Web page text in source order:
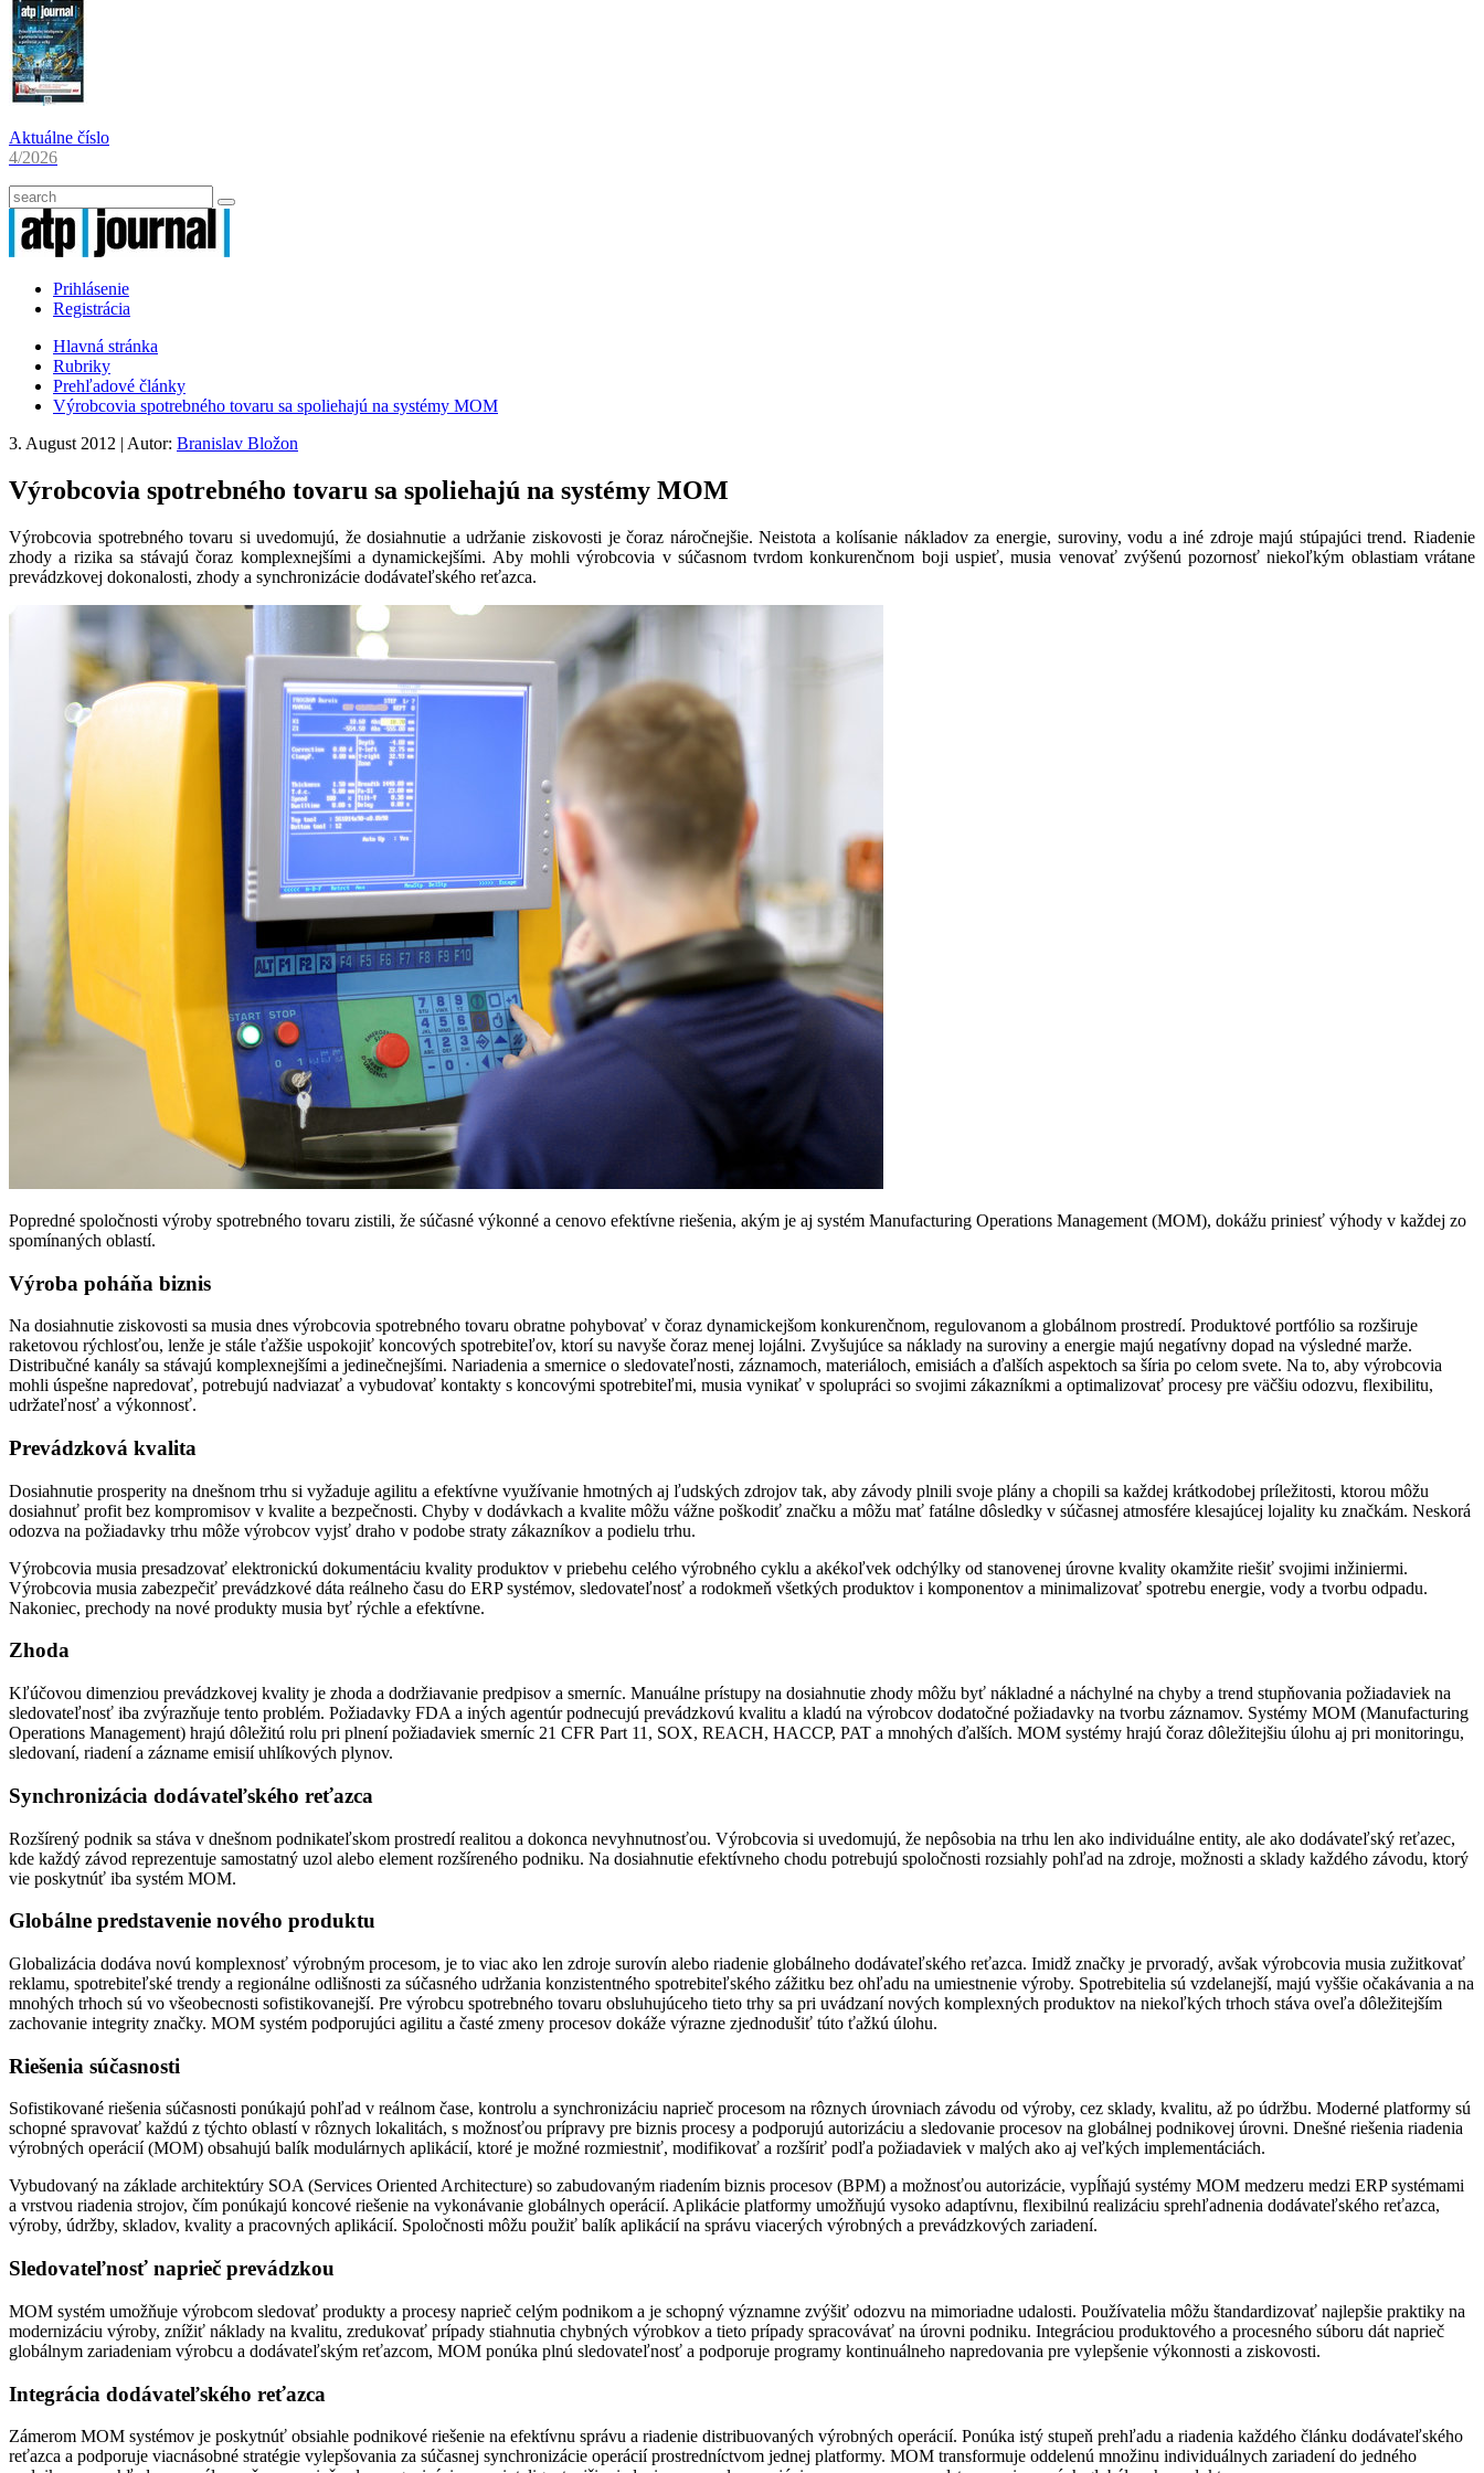
Aktuálne číslo
4/2026
Prihlásenie
Registrácia
Hlavná stránka
Rubriky
Prehľadové články
Výrobcovia spotrebného tovaru sa spoliehajú na systémy MOM
3. August 2012 | Autor: Branislav Bložon
Výrobcovia spotrebného tovaru sa spoliehajú na systémy MOM
Výrobcovia spotrebného tovaru si uvedomujú, že dosiahnutie a udržanie ziskovosti je čoraz náročnejšie. Neistota a kolísanie nákladov za energie, suroviny, vodu a iné zdroje majú stúpajúci trend. Riadenie
zhody a rizika sa stávajú čoraz komplexnejšími a dynamickejšími. Aby mohli výrobcovia v súčasnom tvrdom konkurenčnom boji uspieť, musia venovať zvýšenú pozornosť niekoľkým oblastiam vrátane
prevádzkovej dokonalosti, zhody a synchronizácie dodávateľského reťazca.
Popredné spoločnosti výroby spotrebného tovaru zistili, že ­súčasné výkonné a cenovo efektívne riešenia, akým je aj systém Manufacturing Operations Management (MOM), dokážu priniesť výhody v každej zo
spomínaných oblastí.
Výroba poháňa biznis
Na dosiahnutie ziskovosti sa musia dnes výrobcovia spotrebného tovaru obratne pohybovať v čoraz dynamickejšom konkurenčnom, regulovanom a globálnom prostredí. Produktové portfólio sa rozširuje
raketovou rýchlosťou, lenže je stále ťažšie uspokojiť koncových spotrebiteľov, ktorí su navyše čoraz menej lojálni. Zvyšujúce sa ­náklady na suroviny a energie majú negatívny dopad na výsledné marže.
Distribučné kanály sa stávajú komplexnejšími a jedinečnejšími. Nariadenia a smernice o sledovateľnosti, záznamoch, materiáloch, emisiách a ďalších aspektoch sa šíria po celom svete. Na to, aby výrobcovia
mohli úspešne napredovať, potrebujú nadviazať a vybudovať kontakty s koncovými spotrebiteľmi, musia vynikať v spolupráci so svojimi zákazníkmi a optimalizovať procesy pre ­väčšiu odozvu, flexibilitu,
udržateľnosť a výkonnosť.
Prevádzková kvalita
Dosiahnutie prosperity na dnešnom trhu si vyžaduje agilitu a efektívne využívanie hmotných aj ľudských zdrojov tak, aby závody ­plnili svoje plány a chopili sa každej krátkodobej príležitosti, ktorou môžu
dosiahnuť profit bez kompromisov v kvalite a bezpečnosti. Chyby v dodávkach a kvalite môžu vážne poškodiť značku a môžu mať ­fatálne dôsledky v súčasnej atmosfére klesajúcej lojality ku značkám. Neskorá
odozva na požiadavky trhu môže výrobcov vyjsť draho v podobe straty zákazníkov a podielu trhu.
Výrobcovia musia presadzovať elektronickú dokumentáciu kvality produktov v priebehu celého výrobného cyklu a akékoľvek odchýlky od stanovenej úrovne kvality okamžite riešiť svojimi inžiniermi.
Výrobcovia musia zabezpečiť prevádzkové dáta reálneho času do ERP systémov, sledovateľnosť a rodokmeň všetkých produktov i komponentov a minimalizovať spotrebu energie, vody a tvorbu odpadu.
Nakoniec, prechody na nové produkty musia byť rýchle a efektívne.
Zhoda
Kľúčovou dimenziou prevádzkovej kvality je zhoda a dodržiavanie predpisov a smerníc. Manuálne prístupy na dosiahnutie zhody môžu byť nákladné a náchylné na chyby a trend stupňovania požiadaviek na
sledovateľnosť iba zvýrazňuje tento problém. Požiadavky FDA a iných agentúr podnecujú prevádzkovú kvalitu a kladú na ­výrobcov dodatočné požiadavky na tvorbu záznamov. Systémy MOM (Manufacturing
Operations Management) hrajú dôležitú rolu pri plnení požiadaviek smerníc 21 CFR Part 11, SOX, REACH, HACCP, PAT a mnohých ďalších. MOM systémy hrajú čoraz dôležitejšiu úlohu aj pri monitoringu,
sledovaní, riadení a zázname emisií uhlíkových plynov.
Synchronizácia dodávateľského reťazca
Rozšírený podnik sa stáva v dnešnom podnikateľskom prostredí realitou a dokonca nevyhnutnosťou. Výrobcovia si uvedomujú, že ­nepôsobia na trhu len ako individuálne entity, ale ako dodávateľský reťazec,
kde každý závod reprezentuje samostatný uzol alebo element rozšíreného podniku. Na dosiahnutie efektívneho chodu potrebujú spoločnosti rozsiahly pohľad na zdroje, možnosti a sklady každého závodu, ktorý
vie poskytnúť iba systém MOM.
Globálne predstavenie nového produktu
Globalizácia dodáva novú komplexnosť výrobným procesom, je to viac ako len zdroje surovín alebo riadenie globálneho dodávateľského reťazca. Imidž značky je prvoradý, avšak výrobcovia musia zužitkovať
reklamu, spotrebiteľské trendy a regionálne odlišnosti za súčasného udržania konzistentného spotrebiteľského zážitku bez ohľadu na umiestnenie výroby. Spotrebitelia sú vzdelanejší, majú vyššie očakávania a na
mnohých trhoch sú vo všeobecnosti ­sofistikovanejší. Pre výrobcu spotrebného tovaru obsluhujúceho tieto trhy sa pri uvádzaní nových komplexných produktov na ­niekoľkých trhoch stáva oveľa dôležitejším
zachovanie integrity značky. MOM systém podporujúci agilitu a časté zmeny procesov dokáže výrazne zjednodušiť túto ťažkú úlohu.
Riešenia súčasnosti
Sofistikované riešenia súčasnosti ponúkajú pohľad v reálnom čase, kontrolu a synchronizáciu naprieč procesom na rôznych úrovniach závodu od výroby, cez sklady, kvalitu, až po údržbu. Moderné platformy sú
schopné spravovať každú z týchto oblastí v rôznych lokalitách, s možnosťou prípravy pre biznis procesy a podporujú autorizáciu a sledovanie procesov na globálnej podnikovej úrovni. Dnešné riešenia riadenia
výrobných operácií (MOM) obsahujú ­balík modulárnych aplikácií, ktoré je možné rozmiestniť, modifikovať a rozšíriť podľa požiadaviek v malých ako aj veľkých implementáciách.
Vybudovaný na základe architektúry SOA (Services Oriented Architecture) so zabudovaným riadením biznis procesov (BPM) a možnosťou autorizácie, vypĺňajú systémy MOM medzeru medzi ERP systémami
a vrstvou riadenia strojov, čím ponúkajú koncové riešenie na vykonávanie globálnych operácií. Aplikácie platformy umožňujú vysoko adaptívnu, flexibilnú realizáciu sprehľadnenia ­dodávateľského reťazca,
výroby, údržby, skladov, kvality a pracovných aplikácií. Spoločnosti môžu použiť balík aplikácií na správu viacerých výrobných a prevádzkových zariadení.
Sledovateľnosť naprieč prevádzkou
MOM systém umožňuje výrobcom sledovať produkty a procesy ­naprieč celým podnikom a je schopný významne zvýšiť odozvu na mimoriadne udalosti. Používatelia môžu štandardizovať najlepšie praktiky na
modernizáciu výroby, znížiť náklady na kvalitu, zredukovať prípady stiahnutia chybných výrobkov a tieto prípady spracovávať na úrovni podniku. Integráciou produktového a procesného ­súboru dát naprieč
globálnym zariadeniam výrobcu a dodávateľským reťazcom, MOM ponúka plnú sledovateľnosť a podporuje programy kontinuálneho napredovania pre vylepšenie výkonnosti a ziskovosti.
Integrácia dodávateľského reťazca
Zámerom MOM systémov je poskytnúť obsiahle podnikové riešenie na efektívnu správu a riadenie distribuovaných výrobných operácií. Ponúka istý stupeň prehľadu a riadenia každého článku dodávateľského
reťazca a podporuje viacnásobné stratégie vylepšovania za súčasnej synchronizácie operácií prostredníctvom jednej platformy. MOM transformuje oddelenú množinu individuálnych zariadení do jedného